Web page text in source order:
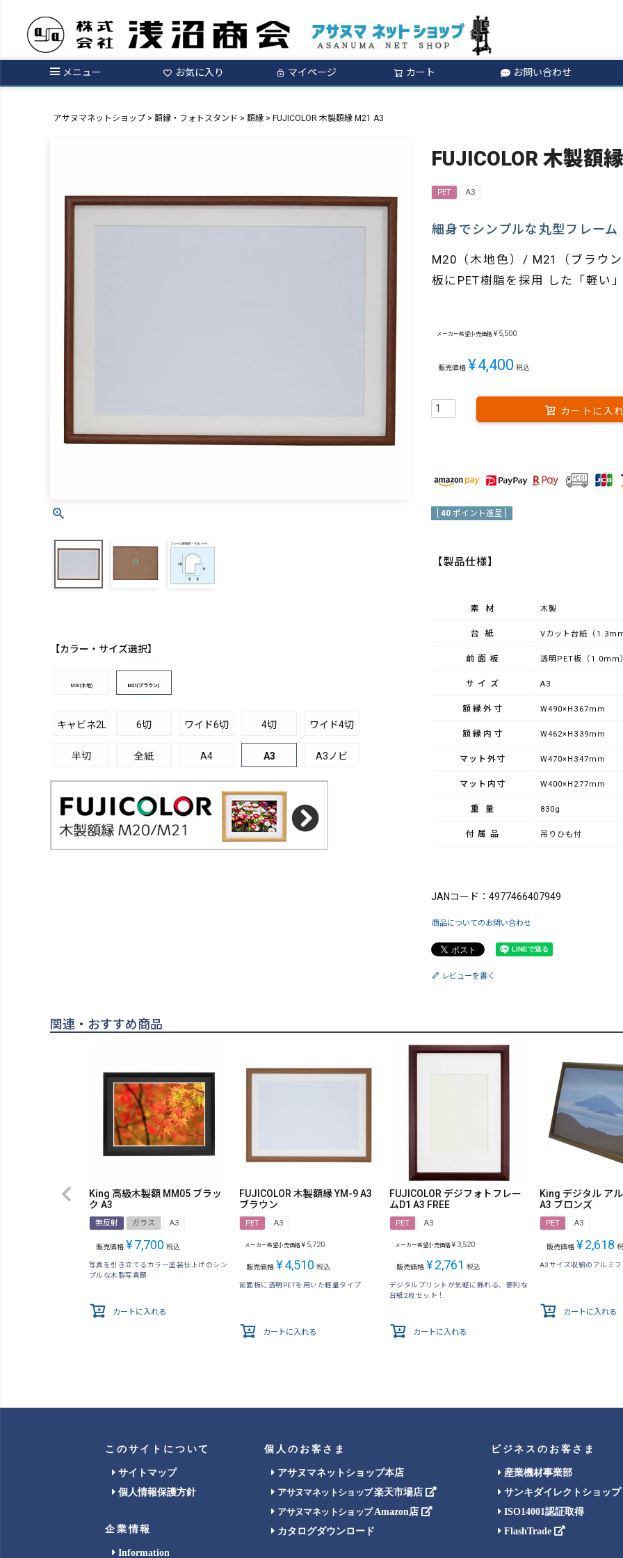
メニュー お気に入り マイページ カート お問い合わせ
検索
アサヌマネットショップ 額縁・フォトスタンド 額縁 FUJICOLOR 木製額縁 M21 A3
【カラー・サイズ選択】
M20(木地) M21(ブラウン)
キャビネ2L 6切 ワイド6切 4切 ワイド4切
半切 全紙 A4 A3 A3ノビ
FUJICOLOR 木製額
PET A3
細身でシンプルな丸型フレーム
M20（木地色）/ M21（ブラウ
板にPET樹脂を採用 した「軽い
メーカー希望小売価格 ¥ 5,500
販売価格 ¥4,400 税込
カートに入
40 ポイント進呈 ]
【製品仕様】
素材 木製
台紙 Vカット台紙（
前面板 透明PET板（1.0mm
サイズ A3
額縁外寸 W490×H367mm
額縁内寸 W462×H339mm
マット外寸 W470×H347mm
マット内寸 W400×H277mm
重量 830g
付属品 吊りひも付
JANコード：4977466407949
商品についてのお問い合わせ
レビューを書く
関連・おすすめ商品
King 高級木製額 MM05 ブラッ
ク A3
無反射 ガラス A3
販売価格 ¥7,700 税込
写真を引き立てるカラー塗装仕上げのシン
プルな木製写真額
カートに入れる
FUJICOLOR 木製額縁 YM-9 A3
ブラウン
PET A3
メーカー希望小売価格 ¥ 5,720
販売価格 ¥4,510 税込
前面板に透明PETを用いた軽量タイプ
カートに入れる
FUJICOLOR デジフォトフレー
ムD1 A3 FREE
PET A3
メーカー希望小売価格 ¥ 3,520
販売価格 ¥2,761 税込
デジタルプリントが気軽に飾れる、便利な
台紙2枚セット！
カートに入れる
King デジタル ア
A3 ブロンズ
PET A3
販売価格 ¥2,618
A3サイズ収納のアルミ
カートに入れる
このサイトについて
サイトマップ
個人情報保護方針
企業情報
Information
個人のお客さま
アサヌマネットショップ本店
アサヌマネットショップ楽天市場店
アサヌマネットショップAmazon店
カタログダウンロード
ビジネスのお客さま
産業機材事業部
サンキダイレクトショップ
ISO14001認証取得
FlashTrade